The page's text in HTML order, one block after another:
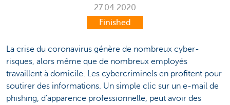
27.04.2020
Finished
La crise du coronavirus génère de nombreux cyber-
risques, alors même que de nombreux employés
travaillent à domicile. Les cybercriminels en profitent pour
soutirer des informations. Un simple clic sur un e-mail de
phishing, d'apparence professionnelle, peut avoir des